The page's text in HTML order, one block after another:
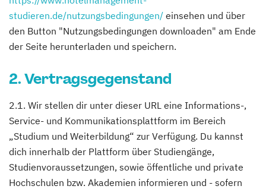
studieren.de/nutzungsbedingungen/ einsehen und über
den Button "Nutzungsbedingungen downloaden" am Ende
der Seite herunterladen und speichern.
2. Vertragsgegenstand
2.1. Wir stellen dir unter dieser URL eine Informations-,
Service- und Kommunikationsplattform im Bereich
„Studium und Weiterbildung“ zur Verfügung. Du kannst
dich innerhalb der Plattform über Studiengänge,
Studienvoraussetzungen, sowie öffentliche und private
Hochschulen bzw. Akademien informieren und - sofern